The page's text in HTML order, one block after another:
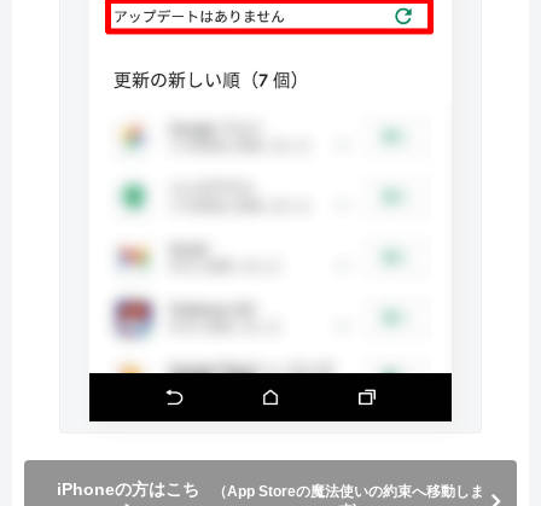
iPhoneの方はこち
（App Storeの魔法使いの約束へ移動しま